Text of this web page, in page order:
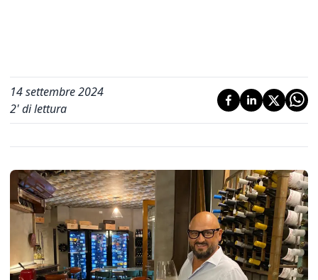
14 settembre 2024
2' di lettura